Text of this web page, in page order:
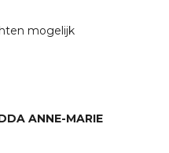
mogelijk
ANNE-MARIE